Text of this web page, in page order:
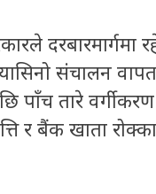
दरबारमार्गमा
संचालन
पाँच तारे वर्गीकरण
र बैंक खाता रोक्का